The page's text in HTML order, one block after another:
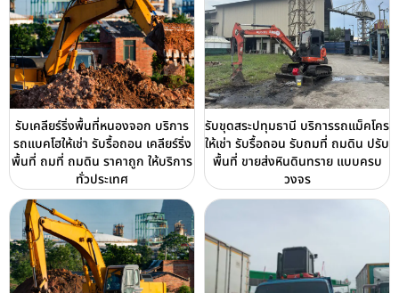
รับเคลียร์ริ่งพื้นที่หนองจอก บริการ
รถแบคโฮให้เช่า รับรื้อถอน เคลียร์ริ่ง
พื้นที่ ถมที่ ถมดิน ราคาถูก ให้บริการ
ทั่วประเทศ
รับขุดสระปทุมธานี บริการรถแม็คโคร
ให้เช่า รับรื้อถอน รับถมที่ ถมดิน ปรับ
พื้นที่ ขายส่งหินดินทราย แบบครบ
วงจร